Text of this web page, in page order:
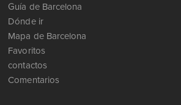
Guía de Barcelona
Dónde ir
Mapa de Barcelona
Favoritos
contactos
Comentarios